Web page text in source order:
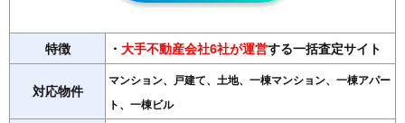
特徴 ・ 大手不動産会社6社が運営する一括査定サイト
対応物件
マンション、戸建て、土地、一棟マンション、一棟アパー
ト、一棟ビル